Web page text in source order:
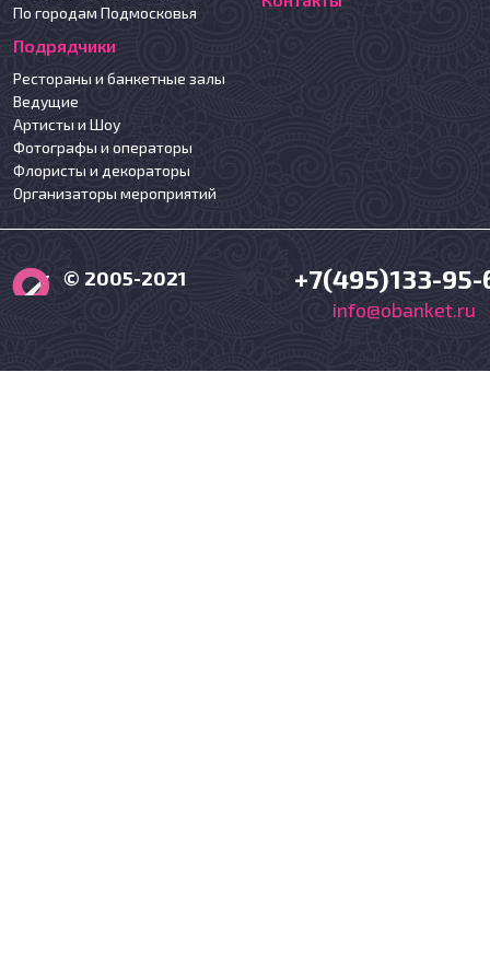
По городам Подмосковья
Подрядчики
Рестораны и банкетные залы
Ведущие
Артисты и Шоу
Фотографы и операторы
Флористы и декораторы
Организаторы мероприятий
© 2005-2021 +7(495)133-95-
info@obanket.ru